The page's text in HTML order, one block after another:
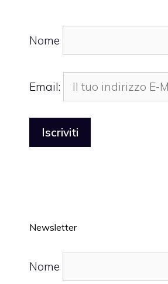
Nome
Email:
Newsletter
Nome